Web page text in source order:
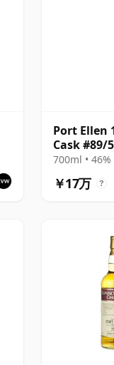
Port Ellen
Cask #89/
700ml • 46%
￥17万 ?